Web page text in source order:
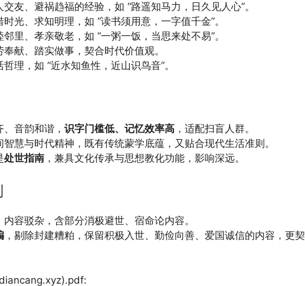
交友、避祸趋福的经验，如 “路遥知马力，日久见人心”。
光、求知明理，如 “读书须用意，一字值千金”。
里、孝亲敬老，如 “一粥一饭，当思来处不易”。
奉献、踏实做事，契合时代价值观。
理，如 “近水知鱼性，近山识鸟音”。
音韵和谐， 识字门槛低、记忆效率高 ，适配扫盲人群。
智慧与时代精神，既有传统蒙学底蕴，又贴合现代生活准则。
处世指南 ，兼具文化传承与思想教化功能，影响深远。
容驳杂，含部分消极避世、宿命论内容。
，剔除封建糟粕，保留积极入世、勤俭向善、爱国诚信的内容，更契